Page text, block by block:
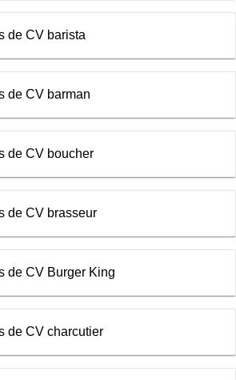
de CV barista
de CV barman
de CV boucher
de CV brasseur
de CV Burger King
de CV charcutier